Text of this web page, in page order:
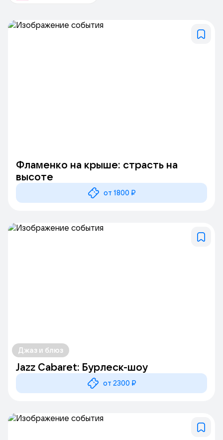
Фламенко на крыше: страсть на
высоте
от 1800 ₽
Джаз и блюз
Jazz Cabaret: Бурлеск-шоу
от 2300 ₽